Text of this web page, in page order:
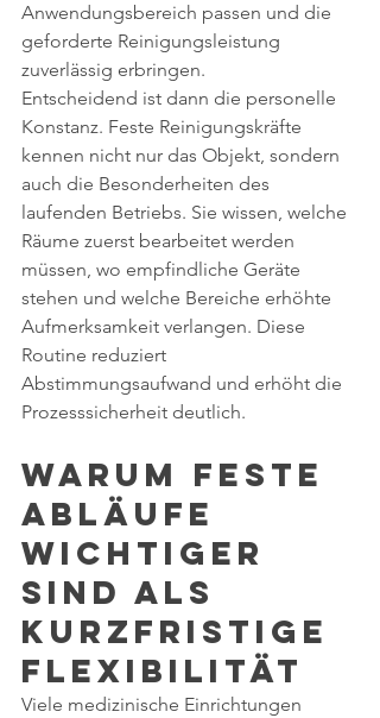
Anwendungsbereich passen und die
geforderte Reinigungsleistung
zuverlässig erbringen.
Entscheidend ist dann die personelle
Konstanz. Feste Reinigungskräfte
kennen nicht nur das Objekt, sondern
auch die Besonderheiten des
laufenden Betriebs. Sie wissen, welche
Räume zuerst bearbeitet werden
müssen, wo empfindliche Geräte
stehen und welche Bereiche erhöhte
Aufmerksamkeit verlangen. Diese
Routine reduziert
Abstimmungsaufwand und erhöht die
Prozesssicherheit deutlich.
Warum feste
Abläufe
wichtiger
sind als
kurzfristige
Flexibilität
Viele medizinische Einrichtungen